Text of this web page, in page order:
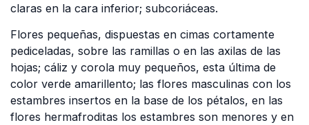
claras en la cara inferior; subcoriáceas.
Flores pequeñas, dispuestas en cimas cortamente
pediceladas, sobre las ramillas o en las axilas de las
hojas; cáliz y corola muy pequeños, esta última de
color verde amarillento; las flores masculinas con los
estambres insertos en la base de los pétalos, en las
flores hermafroditas los estambres son menores y en